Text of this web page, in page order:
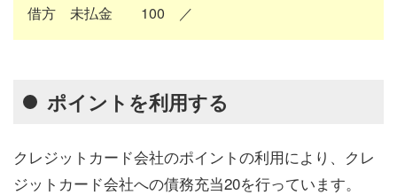
借方 未払金 100 ／
ポイントを利用する
クレジットカード会社のポイントの利用により、クレ
ジットカード会社への債務充当20を行っています。